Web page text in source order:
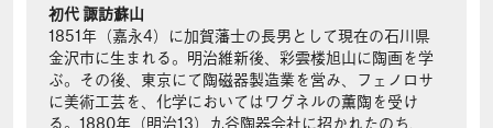
初代 諏訪蘇山
1851年（嘉永4）に加賀藩士の長男として現在の石川県
金沢市に生まれる。明治維新後、彩雲楼旭山に陶画を学
ぶ。その後、東京にて陶磁器製造業を営み、フェノロサ
に美術工芸を、化学においてはワグネルの薫陶を受け
る。1880年（明治13）九谷陶器会社に招かれたのち、